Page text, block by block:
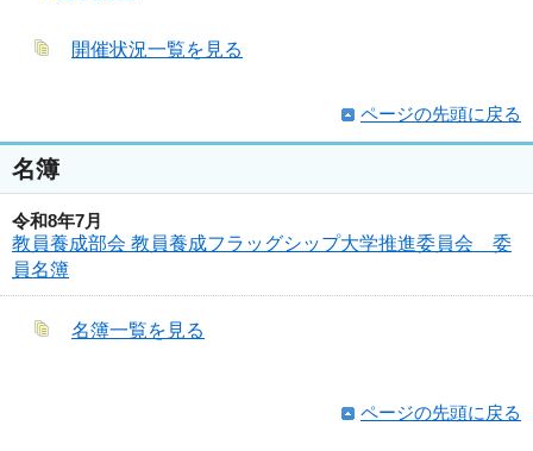
開催状況一覧を見る
ページの先頭に戻る
名簿
令和8年7月
教員養成部会 教員養成フラッグシップ大学推進委員会 委
員名簿
名簿一覧を見る
ページの先頭に戻る